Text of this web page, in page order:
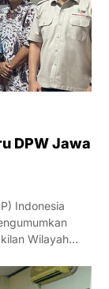
DPW Jawa
Indonesia
Wilayah…